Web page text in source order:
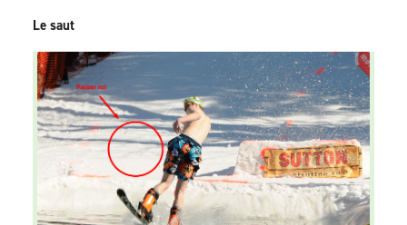
Le saut